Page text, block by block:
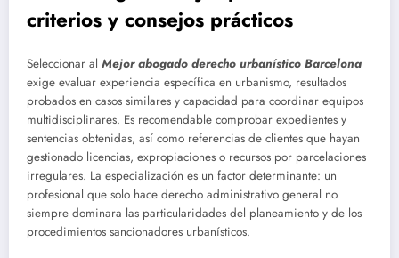
criterios y consejos prácticos
Seleccionar al Mejor abogado derecho urbanístico Barcelona
exige evaluar experiencia específica en urbanismo, resultados
probados en casos similares y capacidad para coordinar equipos
multidisciplinares. Es recomendable comprobar expedientes y
sentencias obtenidas, así como referencias de clientes que hayan
gestionado licencias, expropiaciones o recursos por parcelaciones
irregulares. La especialización es un factor determinante: un
profesional que solo hace derecho administrativo general no
siempre dominara las particularidades del planeamiento y de los
procedimientos sancionadores urbanísticos.